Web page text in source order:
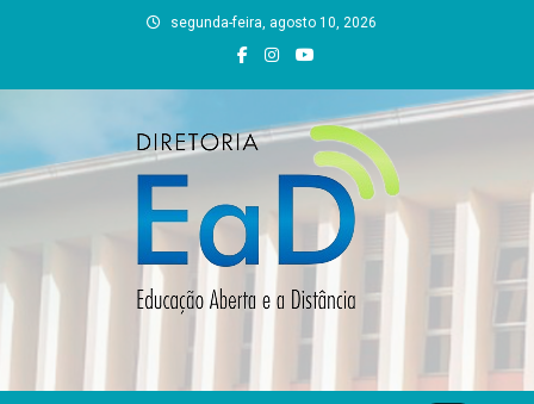
segunda-feira, agosto 10, 2026
DEAD UFVJM